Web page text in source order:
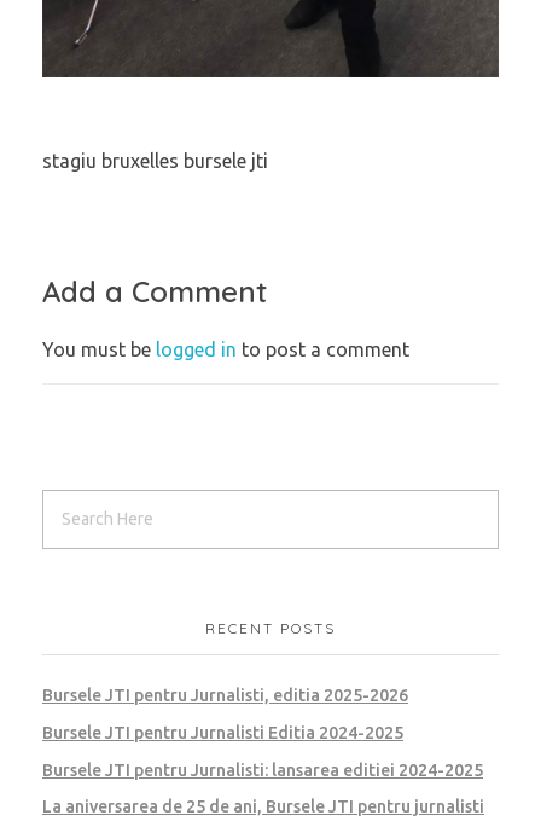
stagiu bruxelles bursele jti
Add a Comment
You must be logged in to post a comment
RECENT POSTS
Bursele JTI pentru Jurnalisti, editia 2025-2026
Bursele JTI pentru Jurnalisti Editia 2024-2025
Bursele JTI pentru Jurnalisti: lansarea editiei 2024-2025
La aniversarea de 25 de ani, Bursele JTI pentru jurnalisti